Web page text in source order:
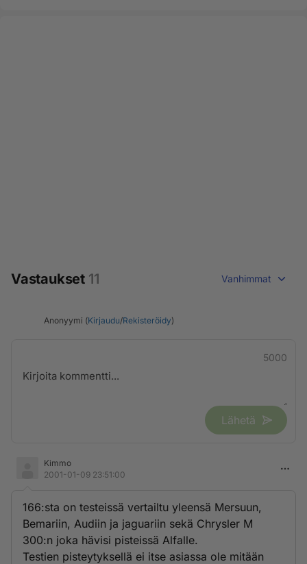
Vastaukset 11 Vanhimmat
Anonyymi (Kirjaudu/Rekisteröidy)
5000
Lähetä
Kimmo
2001-01-09 23:51:00
166:sta on testeissä vertailtu yleensä Mersuun,
Bemariin, Audiin ja jaguariin sekä Chrysler M
300:n joka hävisi pisteissä Alfalle.
Testien pisteytyksellä ei itse asiassa ole mitään